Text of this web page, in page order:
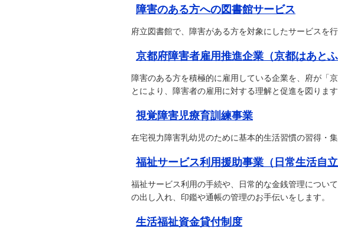
障害のある方への図書館サービス
府立図書館で、障害がある方を対象にしたサービスを行
京都府障害者雇用推進企業（京都はあと
障害のある方を積極的に雇用している企業を、府が「
とにより、障害者の雇用に対する理解と促進を図ります
視覚障害児療育訓練事業
在宅視力障害乳幼児のために基本的生活習慣の習得・
福祉サービス利用援助事業（日常生活自立
福祉サービス利用の手続や、日常的な金銭管理につい
の出し入れ、印鑑や通帳の管理のお手伝いをします。
生活福祉資金貸付制度